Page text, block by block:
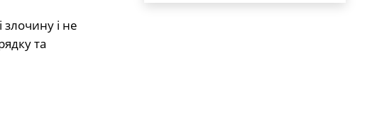
злочину і не
та